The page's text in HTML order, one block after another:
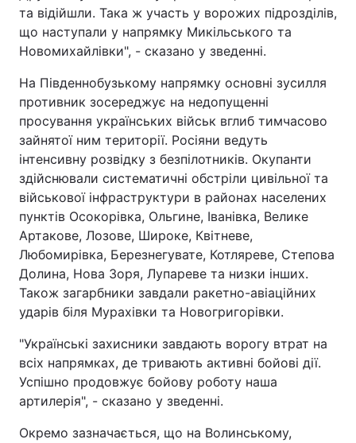
та відійшли. Така ж участь у ворожих підрозділів,
що наступали у напрямку Микільського та
Новомихайлівки", - сказано у зведенні.
На Південнобузькому напрямку основні зусилля
противник зосереджує на недопущенні
просування українських військ вглиб тимчасово
зайнятої ним території. Росіяни ведуть
інтенсивну розвідку з безпілотників. Окупанти
здійснювали систематичні обстріли цивільної та
військової інфраструктури в районах населених
пунктів Осокорівка, Ольгине, Іванівка, Велике
Артакове, Лозове, Широке, Квітневе,
Любомирівка, Березнегувате, Котляреве, Степова
Долина, Нова Зоря, Лупареве та низки інших.
Також загарбники завдали ракетно-авіаційних
ударів біля Мурахівки та Новогригорівки.
"Українські захисники завдають ворогу втрат на
всіх напрямках, де тривають активні бойові дії.
Успішно продовжує бойову роботу наша
артилерія", - сказано у зведенні.
Окремо зазначається, що на Волинському,